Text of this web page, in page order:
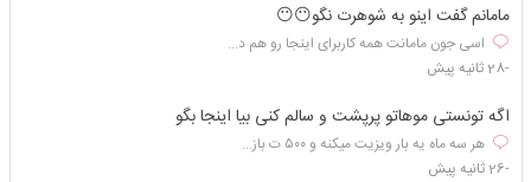
مامانم گفت اینو به شوهرت نگو😶😶
اسی جون مامانت همه کاربرای اینجا رو هم د...
-28 ثانیه پیش
اگه تونستی موهاتو پرپشت و سالم کنی بیا اینجا بگو
هر سه ماه یه بار ویزیت میکنه و ۵۰۰ ت باز...
-26 ثانیه پیش